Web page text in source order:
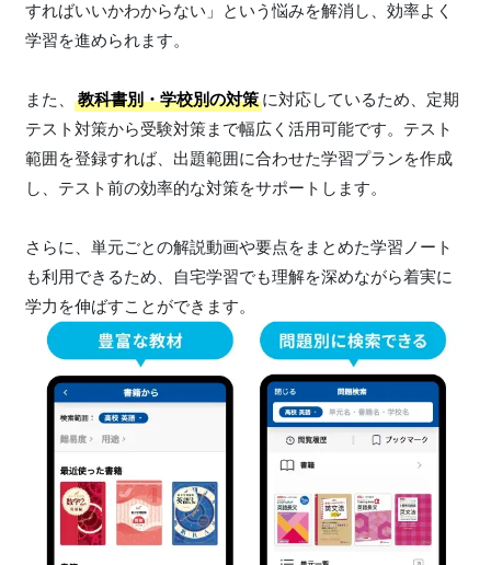
すればいいかわからない」という悩みを解消し、効率よく
学習を進められます。
また、 教科書別・学校別の対策に対応しているため、定期
テスト対策から受験対策まで幅広く活用可能です。テスト
範囲を登録すれば、出題範囲に合わせた学習プランを作成
し、テスト前の効率的な対策をサポートします。
さらに、単元ごとの解説動画や要点をまとめた学習ノート
も利用できるため、自宅学習でも理解を深めながら着実に
学力を伸ばすことができます。